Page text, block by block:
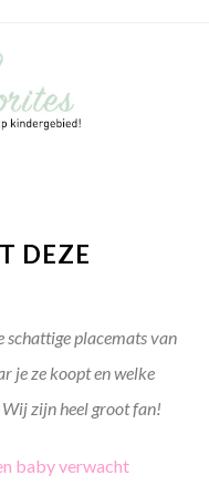
DEZE
schattige placemats van
je ze koopt en welke
zijn heel groot fan!
baby verwacht